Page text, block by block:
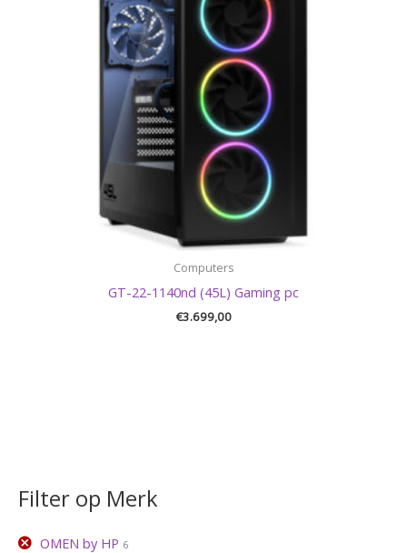
Filter op Merk
OMEN by HP 6
Computers
GT-22-1140nd (45L) Gaming pc
€3.699,00